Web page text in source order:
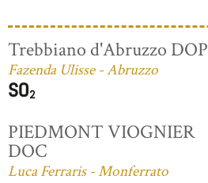
Trebbiano d'Abruzzo DOP
Fazenda Ulisse - Abruzzo
PIEDMONT VIOGNIER
DOC
Luca Ferraris - Monferrato